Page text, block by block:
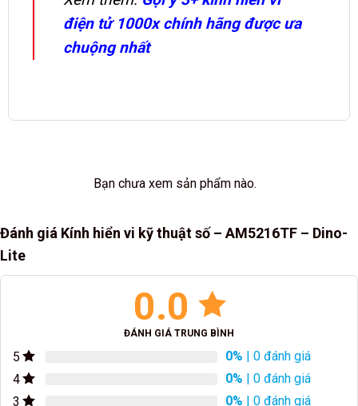
điện tử 1000x chính hãng được ưa
chuộng nhất
Bạn chưa xem sản phẩm nào.
Đánh giá Kính hiển vi kỹ thuật số – AM5216TF – Dino-
Lite
0.0
ĐÁNH GIÁ TRUNG BÌNH
5 0% | 0 đánh giá
4
0% | 0 đánh giá
3
0% | 0 đánh giá